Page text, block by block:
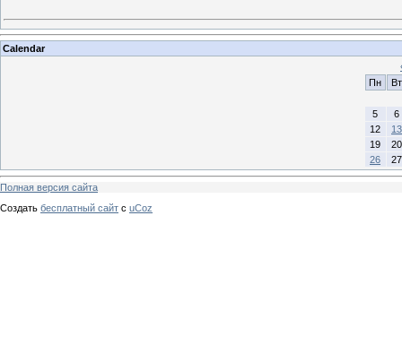
Calendar
Пн
Вт
5
6
12
13
19
20
26
27
Полная версия сайта
Создать бесплатный сайт с uCoz